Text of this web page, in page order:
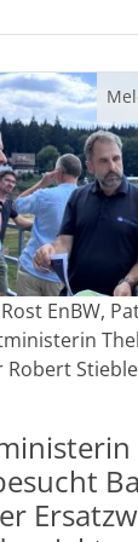
EnBW,
Robert